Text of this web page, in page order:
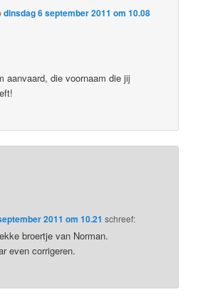
dinsdag 6 september 2011 om 10.08
aanvaard, die voornaam die jij
2011 om 10.21 schreef:
broertje van Norman.
even corrigeren.